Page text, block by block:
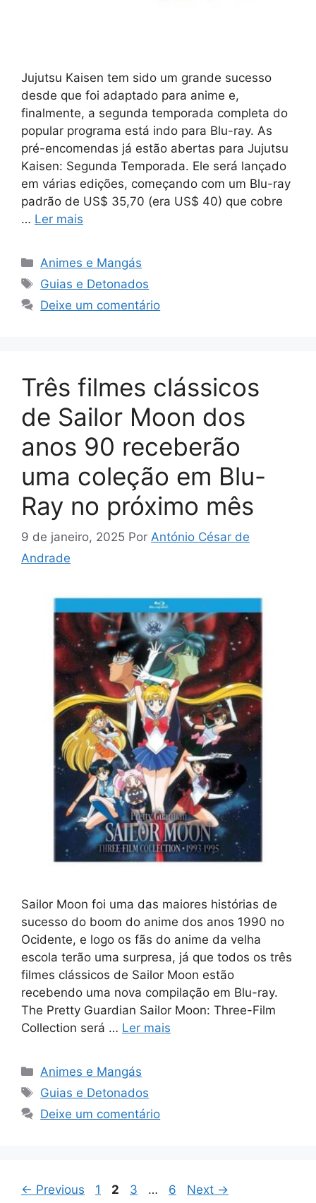
Jujutsu Kaisen tem sido um grande sucesso
desde que foi adaptado para anime e,
finalmente, a segunda temporada completa do
popular programa está indo para Blu-ray. As
pré-encomendas já estão abertas para Jujutsu
Kaisen: Segunda Temporada. Ele será lançado
em várias edições, começando com um Blu-ray
padrão de US$ 35,70 (era US$ 40) que cobre
… Ler mais
Categorias
Animes e Mangás
Tags
Guias e Detonados
Deixe um comentário
Três filmes clássicos
de Sailor Moon dos
anos 90 receberão
uma coleção em Blu-
Ray no próximo mês
9 de janeiro, 2025 Por António César de
Andrade
Sailor Moon foi uma das maiores histórias de
sucesso do boom do anime dos anos 1990 no
Ocidente, e logo os fãs do anime da velha
escola terão uma surpresa, já que todos os três
filmes clássicos de Sailor Moon estão
recebendo uma nova compilação em Blu-ray.
The Pretty Guardian Sailor Moon: Three-Film
Collection será … Ler mais
Categorias
Animes e Mangás
Tags
Guias e Detonados
Deixe um comentário
← Previous Page
1 Page
2 Page
3 … Page
6 Next →